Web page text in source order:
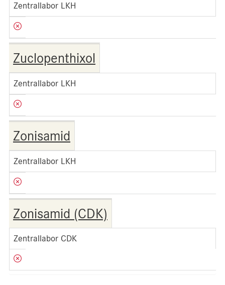
Zentrallabor LKH
Zuclopenthixol
Zentrallabor LKH
Zonisamid
Zentrallabor LKH
Zonisamid (CDK)
Zentrallabor CDK